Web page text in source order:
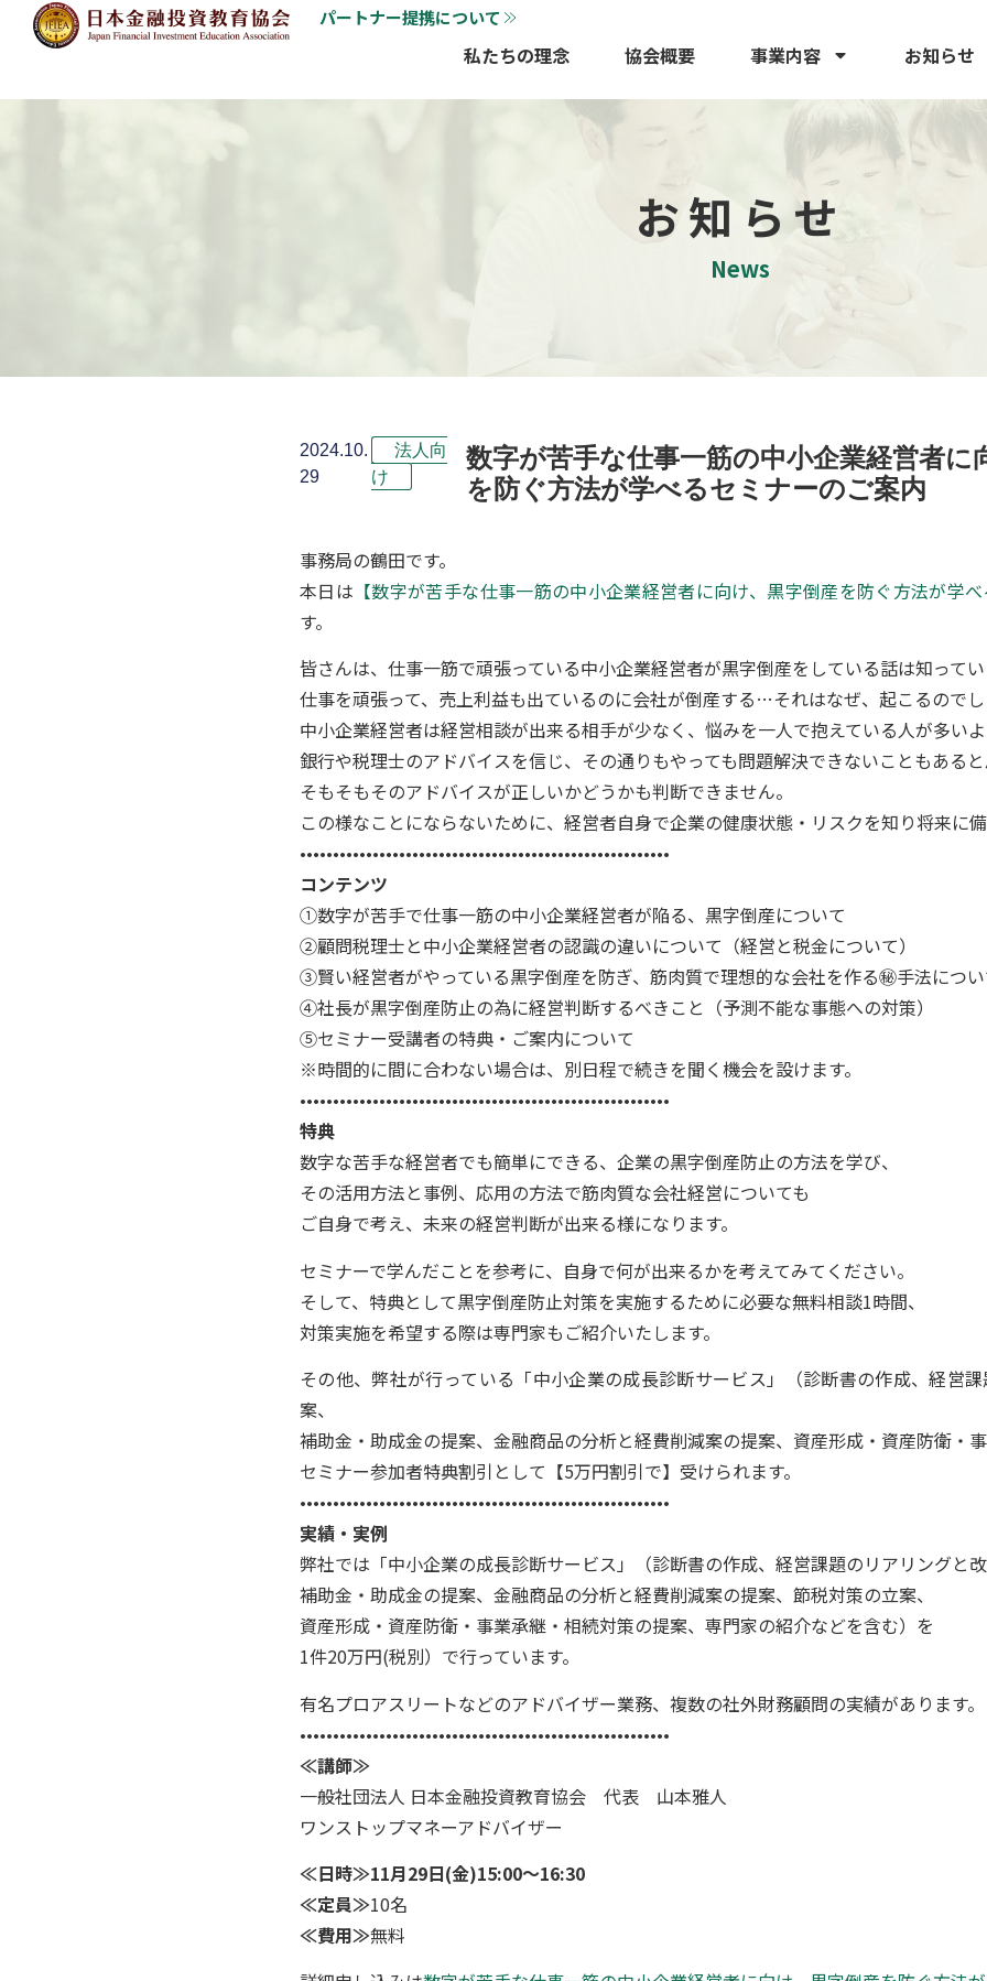
パートナー提携について
私たちの理念 協会概要 事業内容 お知らせ
お知らせ
News
2024.10.
29
法人向
け
数字が苦手な仕事一筋の中小企業経営者に
を防ぐ方法が学べるセミナーのご案内
事務局の鶴田です。
本日は 【数字が苦手な仕事一筋の中小企業経営者に向け、黒字倒産を防ぐ方法が学
す。
皆さんは、仕事一筋で頑張っている中小企業経営者が黒字倒産をしている話は知って
仕事を頑張って、売上利益も出ているのに会社が倒産する…それはなぜ、起こるので
中小企業経営者は経営相談が出来る相手が少なく、悩みを一人で抱えている人が多い
銀行や税理士のアドバイスを信じ、その通りもやっても問題解決できないこともある
そもそもそのアドバイスが正しいかどうかも判断できません。
この様なことにならないために、経営者自身で企業の健康状態・リスクを知り将来に
••••••••••••••••••••••••••••••••••••••••••••••••••••••••
コンテンツ
①数字が苦手で仕事一筋の中小企業経営者が陥る、黒字倒産について
②顧問税理士と中小企業経営者の認識の違いについて（経営と税金について）
③賢い経営者がやっている黒字倒産を防ぎ、筋肉質で理想的な会社を作る㊙手法につ
④社長が黒字倒産防止の為に経営判断するべきこと（予測不能な事態への対策）
⑤セミナー受講者の特典・ご案内について
※時間的に間に合わない場合は、別日程で続きを聞く機会を設けます。
••••••••••••••••••••••••••••••••••••••••••••••••••••••••
特典
数字な苦手な経営者でも簡単にできる、企業の黒字倒産防止の方法を学び、
その活用方法と事例、応用の方法で筋肉質な会社経営についても
ご自身で考え、未来の経営判断が出来る様になります。
セミナーで学んだことを参考に、自身で何が出来るかを考えてみてください。
そして、特典として黒字倒産防止対策を実施するために必要な無料相談1時間、
対策実施を希望する際は専門家もご紹介いたします。
その他、弊社が行っている「中小企業の成長診断サービス」（診断書の作成、経営
案、
補助金・助成金の提案、金融商品の分析と経費削減案の提案、資産形成・資産防衛・
セミナー参加者特典割引として【5万円割引で】受けられます。
••••••••••••••••••••••••••••••••••••••••••••••••••••••••
実績・実例
弊社では「中小企業の成長診断サービス」（診断書の作成、経営課題のリアリングと
補助金・助成金の提案、金融商品の分析と経費削減案の提案、節税対策の立案、
資産形成・資産防衛・事業承継・相続対策の提案、専門家の紹介などを含む）を
1件20万円(税別）で行っています。
有名プロアスリートなどのアドバイザー業務、複数の社外財務顧問の実績があります。
••••••••••••••••••••••••••••••••••••••••••••••••••••••••
≪講師≫
一般社団法人 日本金融投資教育協会 代表 山本雅人
ワンストップマネーアドバイザー
≪日時≫11月29日(金)15:00〜16:30
≪定員≫10名
≪費用≫無料